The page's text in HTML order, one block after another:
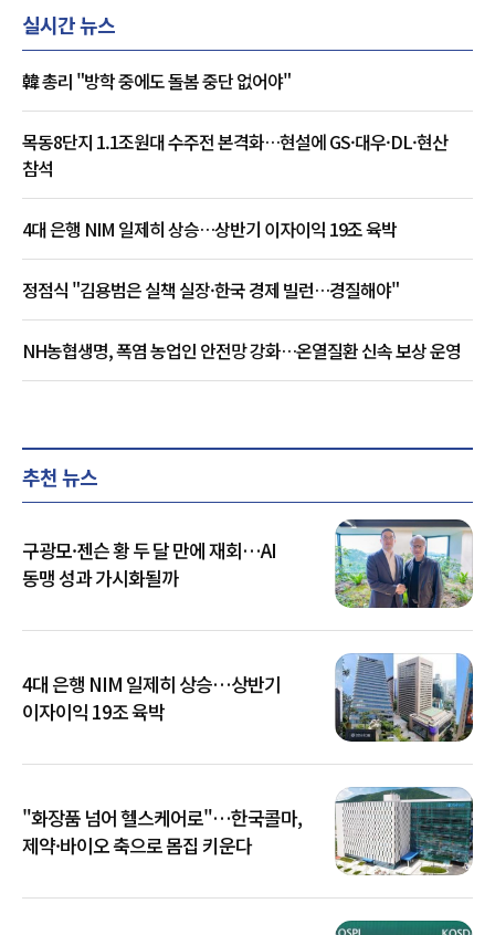
실시간 뉴스
韓 총리 "방학 중에도 돌봄 중단 없어야"
목동8단지 1.1조원대 수주전 본격화…현설에 GS·대우·DL·현산
참석
4대 은행 NIM 일제히 상승…상반기 이자이익 19조 육박
정점식 "김용범은 실책 실장·한국 경제 빌런…경질해야"
NH농협생명, 폭염 농업인 안전망 강화…온열질환 신속 보상 운영
추천 뉴스
구광모·젠슨 황 두 달 만에 재회…AI
동맹 성과 가시화될까
4대 은행 NIM 일제히 상승…상반기
이자이익 19조 육박
"화장품 넘어 헬스케어로"…한국콜마,
제약·바이오 축으로 몸집 키운다